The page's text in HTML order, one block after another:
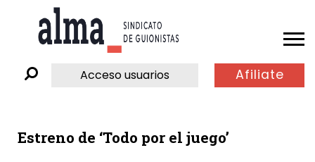
Acceso usuarios Afiliate
Estreno de ‘Todo por el juego’